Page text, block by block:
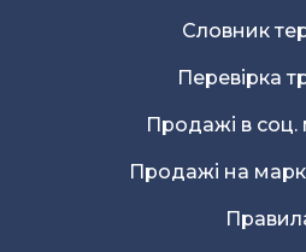
Словник
Перевірка
Продажі в
Продажі на